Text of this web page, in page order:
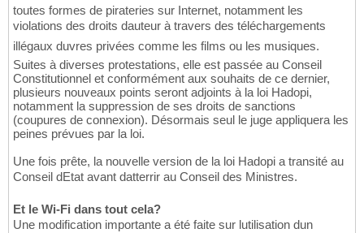
toutes formes de pirateries sur Internet, notamment les
violations des droits dauteur à travers des téléchargements
illégaux duvres privées comme les films ou les musiques.
Suites à diverses protestations, elle est passée au Conseil
Constitutionnel et conformément aux souhaits de ce dernier,
plusieurs nouveaux points seront adjoints à la loi Hadopi,
notamment la suppression de ses droits de sanctions
(coupures de connexion). Désormais seul le juge appliquera les
peines prévues par la loi.
Une fois prête, la nouvelle version de la loi Hadopi a transité au
Conseil dEtat avant datterrir au Conseil des Ministres.
Et le Wi-Fi dans tout cela?
Une modification importante a été faite sur lutilisation dun